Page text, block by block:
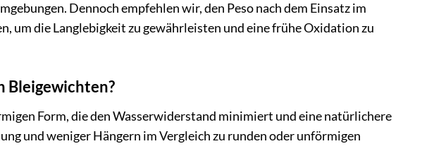
Dennoch empfehlen wir, den Peso nach dem Einsatz im
um die Langlebigkeit zu gewährleisten und eine frühe Oxidation zu
Bleigewichten?
Form, die den Wasserwiderstand minimiert und eine natürlichere
und weniger Hängern im Vergleich zu runden oder unförmigen